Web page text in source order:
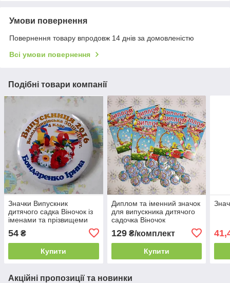
Умови повернення
Повернення товару впродовж 14 днів за домовленістю
Всі умови повернення
Подібні товари компанії
Значки Випускник
дитячого садка Віночок із
іменами та прізвищеми
54 ₴
Купити
Диплом та іменний значок
для випускника дитячого
садочка Віночок
129₴/комплект
Купити
Акційні пропозиції та новинки